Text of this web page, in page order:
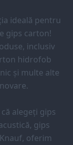
ideală pentru
gips carton!
inclusiv
hidrofob
și multe alte
alegeți gips
gips
oferim